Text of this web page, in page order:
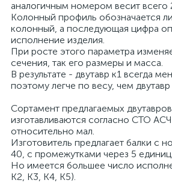
аналогичным номером весит всего
Колонный профиль обозначается
колонный, а последующая цифра
исполнение изделия.
При росте этого параметра
сечения, так его размеры и масса.
В результате - двутавр к1 всегда
поэтому легче по весу, чем двутавр
Сортамент предлагаемых
изготавливаются согласно СТО
относительно мал.
Изготовитель предлагает балки с
40, с промежутками через 5 единиц.
Но имеется большее число
K2, K3, K4, K5).